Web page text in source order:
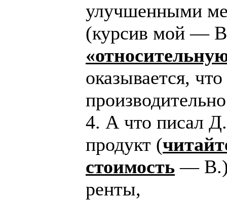
улучшенными
(курсив мой —
оказывается,
4. А что писал
продукт (
стоимость — В.),
ренты,